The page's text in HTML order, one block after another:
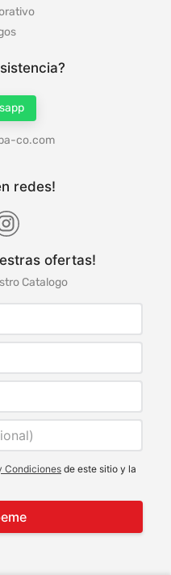
co.com
redes!
ofertas!
Catalogo
Condiciones de este sitio y la